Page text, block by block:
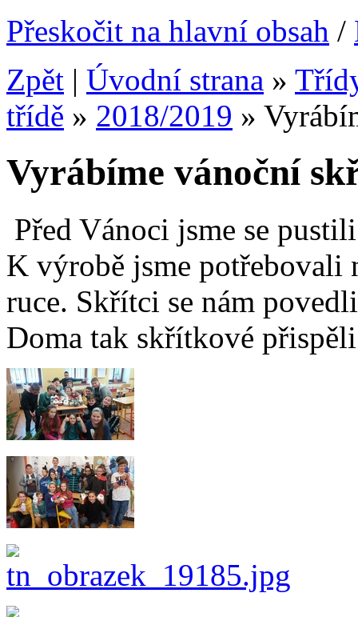
Přeskočit na hlavní obsah /
Zpět | Úvodní strana »
třídě » 2018/2019 »
Vyrábíme vánoční
Před Vánoci jsme se
K výrobě jsme potřebovali
ruce. Skřítci se nám
Doma tak skřítkové